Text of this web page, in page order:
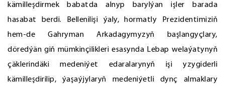
kämilleşdirmek babatda alnyp barylýan işler barada
hasabat berdi. Bellenilişi ýaly, hormatly Prezidentimiziň
hem-de Gahryman Arkadagymyzyň başlangyçlary,
döredýän giň mümkinçilikleri esasynda Lebap welaýatynyň
çäklerindäki medeniýet edaralarynyň işi yzygiderli
kämilleşdirilip, ýaşaýjylaryň medeniýetli dynç almaklary